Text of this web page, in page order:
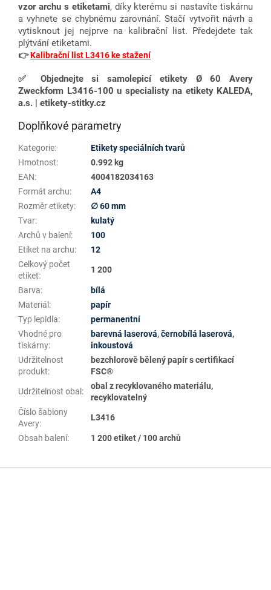
vzor archu s etiketami, díky kterému si nastavíte tiskárnu
a vyhnete se chybnému zarovnání. Stačí vytvořit návrh a
vytisknout jej nejprve na kalibrační list. Předejdete tak
plýtvání etiketami.
👉Kalibrační list L3416 ke stažení
✅ Objednejte si samolepicí etikety Ø 60 Avery
Zweckform L3416-100 u specialisty na etikety KALEDA,
a.s. | etikety-stitky.cz
Doplňkové parametry
Kategorie:
Etikety speciálních tvarů
Hmotnost:
0.992 kg
EAN:
4004182034163
Formát archu:
A4
Rozměr etikety:
∅ 60 mm
Tvar:
kulatý
Archů v balení:
100
Etiket na archu:
12
Celkový počet
etiket:
1 200
Barva:
bílá
Materiál :
papír
Typ lepidla:
permanentní
Vhodné pro
tiskárny:
barevná laserová,černobílá laserová,
inkoustová
Udržitelnost
produkt:
bezchlorově bělený papír s certifikací
FSC®
Udržitelnost obal :
obal z recyklovaného materiálu,
recyklovatelný
Číslo šablony
Avery:
L3416
Obsah balení: 1 200 etiket / 100 archů